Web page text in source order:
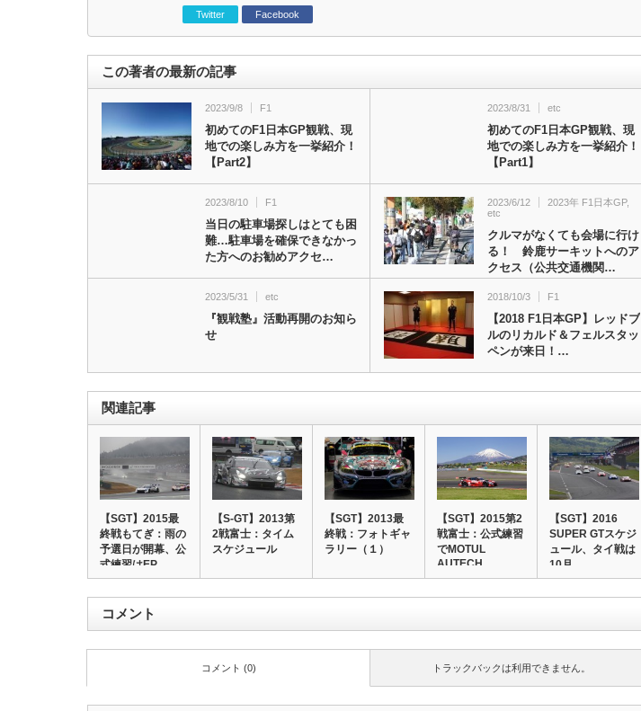
Twitter Facebook
この著者の最新の記事
2023/9/8 F1
初めてのF1日本GP観戦、現
地での楽しみ方を一挙紹介！
【Part2】
2023/8/31 etc
初めてのF1日本GP観戦、現
地での楽しみ方を一挙紹介！
【Part1】
2023/8/10 F1
当日の駐車場探しはとても困
難…駐車場を確保できなかっ
た方へのお勧めアクセ…
2023/6/12 2023年 F1日本GP,
etc
クルマがなくても会場に行け
る！ 鈴鹿サーキットへのア
クセス（公共交通機関…
2023/5/31 etc
『観戦塾』活動再開のお知ら
せ
2018/10/3 F1
【2018 F1日本GP】レッドブ
ルのリカルド＆フェルスタッ
ペンが来日！…
関連記事
【SGT】2015最
終戦もてぎ：雨の
予選日が開幕、公
式練習はEP…
【S-GT】2013第
2戦富士：タイム
スケジュール
【SGT】2013最
終戦：フォトギャ
ラリー（１）
【SGT】2015第2
戦富士：公式練習
でMOTUL
AUTECH…
【SGT】2016
SUPER GTスケジ
ュール、タイ戦は
10月…
コメント
トラックバックは利用できません。
コメント (0)